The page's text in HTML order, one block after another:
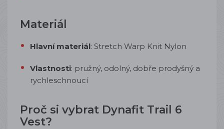
Materiál
Hlavní materiál: Stretch Warp Knit Nylon
Vlastnosti: pružný, odolný, dobře prodyšný a
rychleschnoucí
Proč si vybrat Dynafit Trail 6
Vest?